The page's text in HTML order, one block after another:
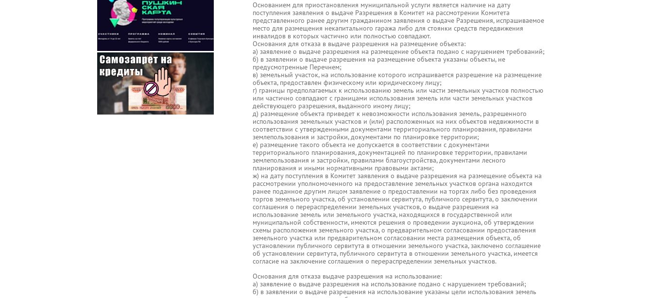
Основанием для приостановления муниципальной услуги является наличие на дату
поступления заявления о выдаче Разрешения в Комитет на рассмотрении Комитета
представленного ранее другим гражданином заявления о выдаче Разрешения, испрашиваемое
место для размещения некапитального гаража либо для стоянки средств передвижения
инвалидов в которых частично или полностью совпадают.
Основания для отказа в выдаче разрешения на размещение объекта:
а) заявление о выдаче разрешения на размещение объекта подано с нарушением требований;
б) в заявлении о выдаче разрешения на размещение объекта указаны объекты, не
предусмотренные Перечнем;
в) земельный участок, на использование которого испрашивается разрешение на размещение
объекта, предоставлен физическому или юридическому лицу;
г) границы предполагаемых к использованию земель или части земельных участков полностью
или частично совпадают с границами использования земель или части земельных участков
действующего разрешения, выданного иному лицу;
д) размещение объекта приведет к невозможности использования земель, разрешенного
использования земельных участков и (или) расположенных на них объектов недвижимости в
соответствии с утвержденными документами территориального планирования, правилами
землепользования и застройки, документами по планировке территории;
е) размещение такого объекта не допускается в соответствии с документами
территориального планирования, документацией по планировке территории, правилами
землепользования и застройки, правилами благоустройства, документами лесного
планирования и иными нормативными правовыми актами;
ж) на дату поступления в Комитет заявления о выдаче разрешения на размещение объекта на
рассмотрении уполномоченного на предоставление земельных участков органа находится
ранее поданное другим лицом заявление о предоставлении на торгах либо без проведения
торгов земельного участка, об установлении сервитута, публичного сервитута, о заключении
соглашения о перераспределении земельных участков, о выдаче разрешения на
использование земель или земельного участка, находящихся в государственной или
муниципальной собственности, имеются решения о проведении аукциона, об утверждении
схемы расположения земельного участка, о предварительном согласовании предоставления
земельного участка или предварительном согласовании места размещения объекта, об
установлении публичного сервитута в отношении земельного участка, заключено соглашение
об установлении сервитута, публичного сервитута в отношении земельного участка, имеется
согласие на заключение соглашения о перераспределении земельных участков.
Основания для отказа выдаче разрешения на использование:
а) заявление о выдаче разрешения на использование подано с нарушением требований;
б) в заявлении о выдаче разрешения на использование указаны цели использования земель